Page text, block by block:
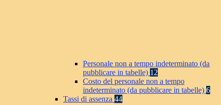
Personale non a tempo indeterminato (da
pubblicare in tabelle) 12
Costo del personale non a tempo
indeterminato (da pubblicare in tabelle) 6
Tassi di assenza 44